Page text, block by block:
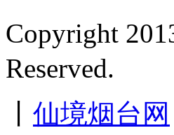
Copyright
Reserved.
仙境烟台网